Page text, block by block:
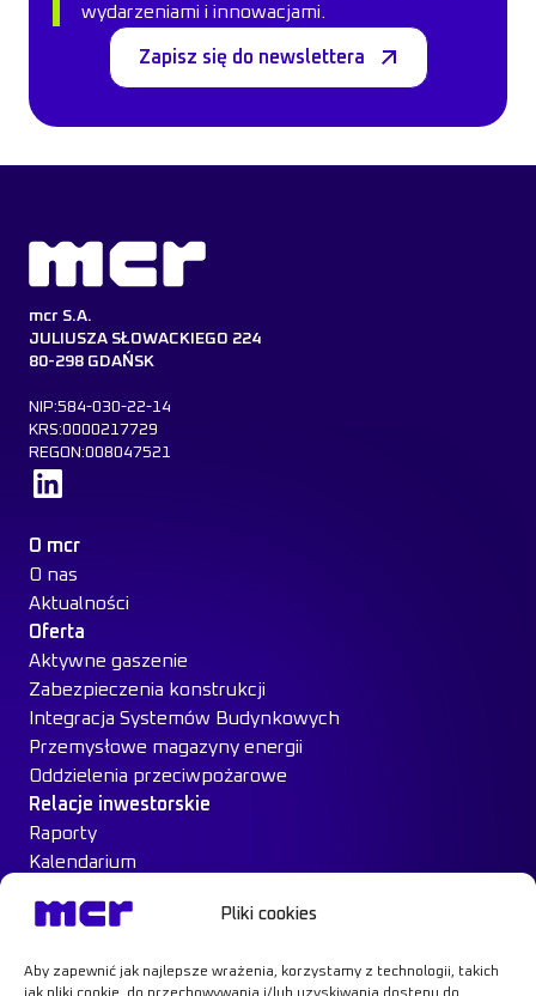
Pliki cookies
Aby zapewnić jak najlepsze wrażenia, korzystamy z technologii, takich
wydarzeniami i innowacjami.
Zapisz się do newslettera
mcr S.A.
JULIUSZA SŁOWACKIEGO 224
80-298 GDAŃSK
NIP:584-030-22-14
KRS:0000217729
REGON:008047521
O mcr
O nas
Aktualności
Oferta
Aktywne gaszenie
Zabezpieczenia konstrukcji
Integracja Systemów Budynkowych
Przemysłowe magazyny energii
Oddzielenia przeciwpożarowe
Relacje inwestorskie
Raporty
Kalendarium
Materiały inwestorskie
Case Study